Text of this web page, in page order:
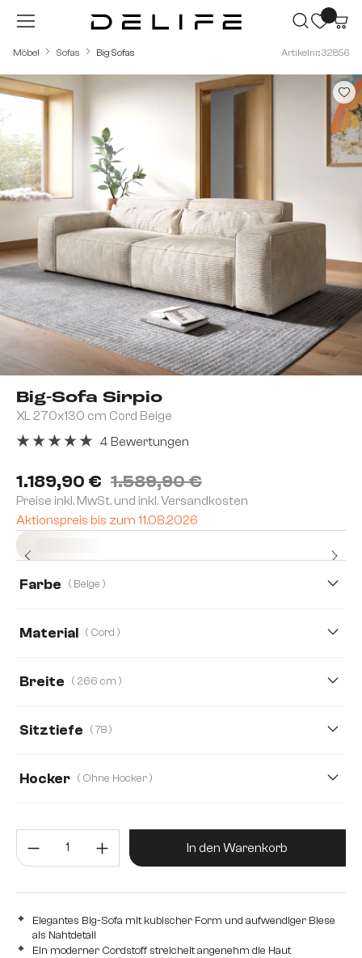
Zum Hauptinhalt springen
Möbel Sofas Big Sofas Artikelnr.: 32856
Big-Sofa Sirpio
XL 270x130 cm Cord Beige
1.189,90 € 1.589,90 €
Preise inkl. MwSt. und inkl. Versandkosten
Aktionspreis bis zum 11.08.2026
4 Bewertungen
Farbe ( Beige )
Material ( Cord )
Breite ( 266 cm )
Sitztiefe ( 78 )
Hocker ( Ohne Hocker )
Produkt Anzahl: Gib den
In den Warenkorb
Elegantes Big-Sofa mit kubischer Form und aufwendiger Biese
als Nahtdetail
Ein moderner Cordstoff streichelt angenehm die Haut
Bildergalerie überspringen